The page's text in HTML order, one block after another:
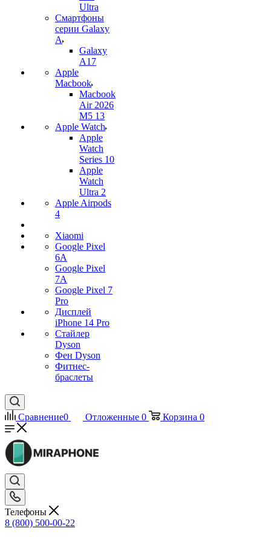
Ultra
Смартфоны
серии Galaxy
A
Galaxy
A17
Apple
Macbook
Macbook
Air 2026
M5 13
Apple Watch
Apple
Watch
Series 10
Apple
Watch
Ultra 2
Apple Airpods
4
Xiaomi
Google Pixel
6A
Google Pixel
7А
Google Pixel 7
Pro
Дисплей
iPhone 14 Pro
Стайлер
Dyson
Фен Dyson
Фитнес-
браслеты
Сравнение0 Отложенные 0 Корзина 0
Телефоны
8 (800) 500-00-22